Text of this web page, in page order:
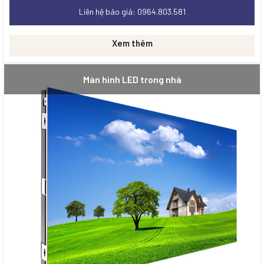
hợp với những không gian nhỏ.
những mùa có độ ẩm cao.
Kích thước màn chiếu cố định, không thể thay đổi.
Nguồn sáng yếu, khả năng trình chiếu phụ thuộc nhiều
vào rất nhiều ánh sáng môi trường.
Chất lượng hình ảnh rất kém.
Thiết bị cồng kềnh, khó chọn được vị trí thích hợp trên
sân khấu.
Khoảng cách nhìn màn hình led thấp.
Ưu điểm màn hình led full color P5 trong nhà
Chất lượng hình ảnh tốt, màu sắc đa dạng.
Bền với môi trường, chịu được va đập mạnh.
Liên hệ báo giá: 0964.803.581
Xem thêm
Màn hình LED trong nhà